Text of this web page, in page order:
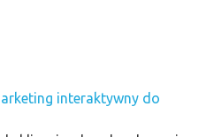
interaktywny do